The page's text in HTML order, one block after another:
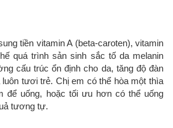
tiền vitamin A (beta-caroten), vitamin
quá trình sản sinh sắc tố da melanin
cấu trúc ổn định cho da, tăng độ đàn
luôn tươi trẻ. Chị em có thể hòa một thìa
để uống, hoặc tối ưu hơn có thể uống
tương tự.